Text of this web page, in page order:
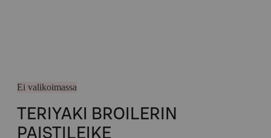
Ei valikoimassa
TERIYAKI BROILERIN
PAISTILEIKE